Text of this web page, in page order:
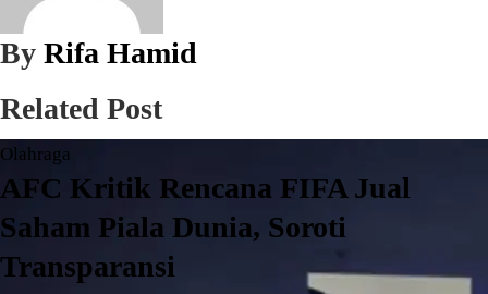
By Rifa Hamid
Related Post
Olahraga
AFC Kritik Rencana FIFA Jual
Saham Piala Dunia, Soroti
Transparansi